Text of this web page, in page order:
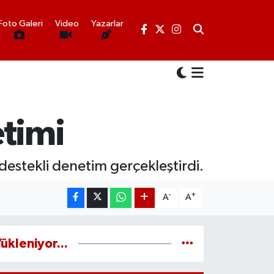
Foto Galeri Video Yazarlar
denetim gerçekleştirdi.
A- A+